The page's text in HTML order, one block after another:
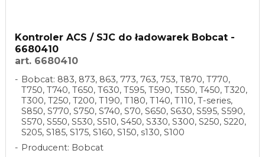
Kontroler ACS / SJC do ładowarek Bobcat -
6680410
art. 6680410
Bobcat: 883, 873, 863, 773, 763, 753, T870, T770,
T750, T740, T650, T630, T595, T590, T550, T450, T320,
T300, T250, T200, T190, T180, T140, T110, T-series,
S850, S770, S750, S740, S70, S650, S630, S595, S590,
S570, S550, S530, S510, S450, S330, S300, S250, S220,
S205, S185, S175, S160, S150, s130, S100
Producent: Bobcat